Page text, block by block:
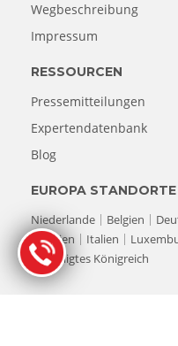
Wegbeschreibung
Impressum
RESSOURCEN
Pressemitteilungen
Expertendatenbank
Blog
EUROPA STANDORTE
Niederlande
Belgien
Spanien
Italien
Vereinigtes Königreich